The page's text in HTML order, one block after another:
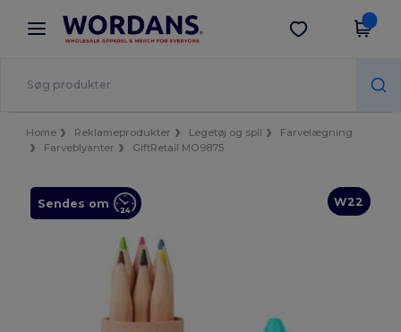
× Wordans-app
Bedre priser i appen!
Hent app
Home Reklameprodukter Legetøj og spil
Farvelægning
Farveblyanter
GiftRetail MO9875
W22
Sendes om